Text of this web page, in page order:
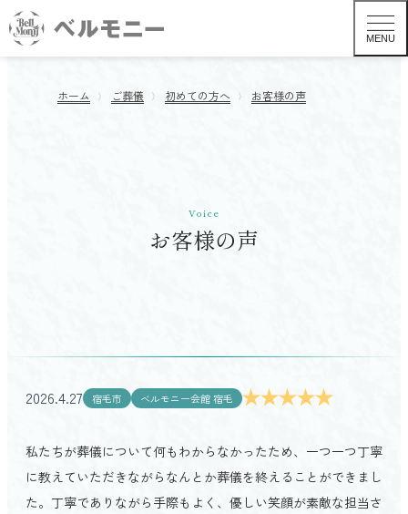
MENU
葬儀形式から探す TOP
一般葬
プライベートホール縁（ゆかり）
家族葬の結
会館を探す TOP
愛媛県
松山市
初めての方へ TOP
よくあるご質問
ホーム ご葬儀 初めての方へ お客様の声
Voice
お客様の声
2026.4.27 宿毛市 ベルモニー会館 宿毛
私たちが葬儀について何もわからなかったため、一つ一つ丁寧
に教えていただきながらなんとか葬儀を終えることができまし
た。丁寧でありながら手際もよく、優しい笑顔が素敵な担当さ